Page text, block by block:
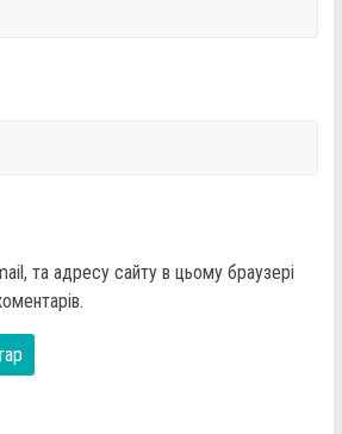
та адресу сайту в цьому браузері